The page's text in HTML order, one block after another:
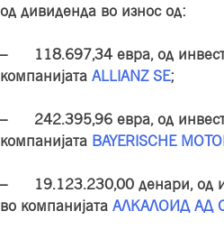
од дивиденда во износ од:
– 118.697,34 евра, од
компанијата ALLIANZ SE;
– 242.395,96 евра, од
компанијата BAYERISCHE
– 19.123.230,00 денари, од
во компанијата АЛКАЛОИД АД